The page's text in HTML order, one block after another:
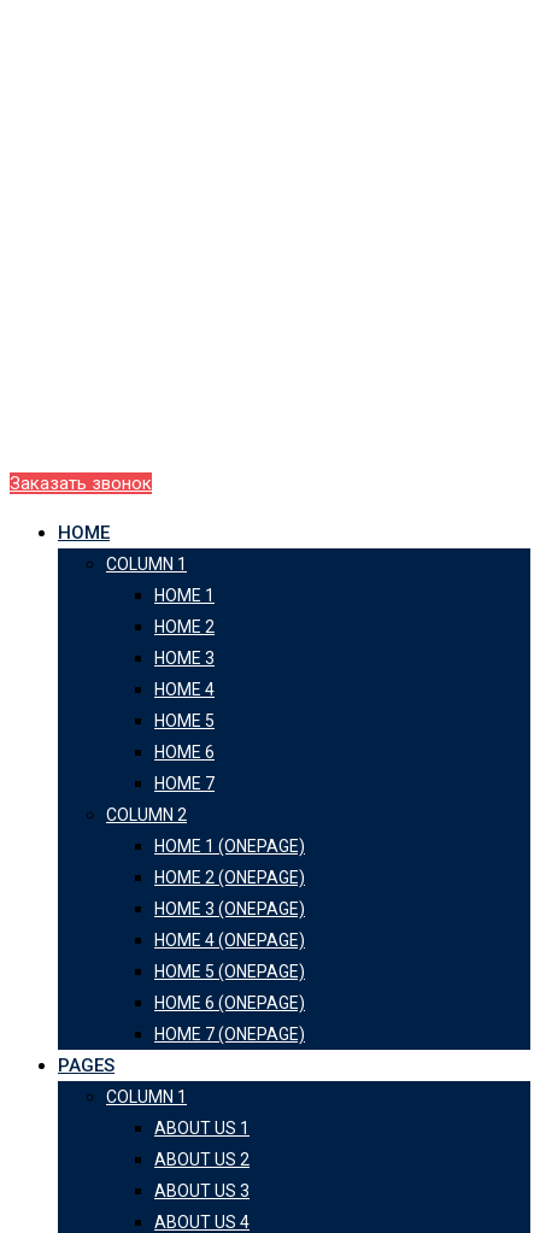
Заказать звонок
HOME
COLUMN 1
HOME 1
HOME 2
HOME 3
HOME 4
HOME 5
HOME 6
HOME 7
COLUMN 2
HOME 1 (ONEPAGE)
HOME 2 (ONEPAGE)
HOME 3 (ONEPAGE)
HOME 4 (ONEPAGE)
HOME 5 (ONEPAGE)
HOME 6 (ONEPAGE)
HOME 7 (ONEPAGE)
PAGES
COLUMN 1
ABOUT US 1
ABOUT US 2
ABOUT US 3
ABOUT US 4